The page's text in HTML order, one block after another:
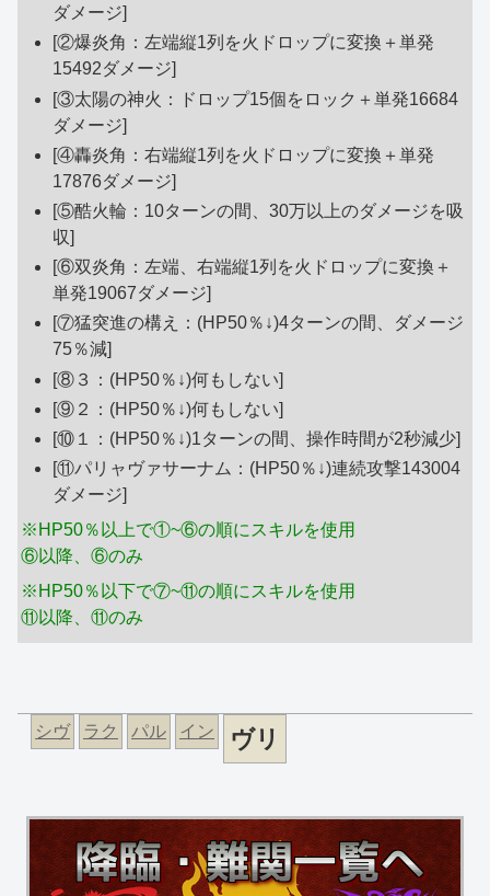
ダメージ]
[②爆炎角：左端縦1列を火ドロップに変換＋単発
15492ダメージ]
[③太陽の神火：ドロップ15個をロック＋単発16684
ダメージ]
[④轟炎角：右端縦1列を火ドロップに変換＋単発
17876ダメージ]
[⑤酷火輪：10ターンの間、30万以上のダメージを吸
収]
[⑥双炎角：左端、右端縦1列を火ドロップに変換＋
単発19067ダメージ]
[⑦猛突進の構え：(HP50％↓)4ターンの間、ダメージ
75％減]
[⑧３：(HP50％↓)何もしない]
[⑨２：(HP50％↓)何もしない]
[⑩１：(HP50％↓)1ターンの間、操作時間が2秒減少]
[⑪パリャヴァサーナム：(HP50％↓)連続攻撃143004
ダメージ]
※HP50％以上で①~⑥の順にスキルを使用
⑥以降、⑥のみ
※HP50％以下で⑦~⑪の順にスキルを使用
⑪以降、⑪のみ
シヴ ラク パル イン ヴリ